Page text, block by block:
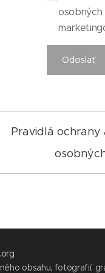
osobných
Odoslať
Pravidlá ochrany
obsahu, fotografií,